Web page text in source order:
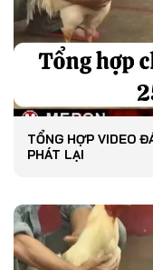
TỔNG HỢP VIDEO
PHÁT LẠI